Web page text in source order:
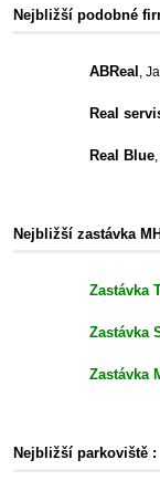
Nejbližší podobné
ABReal ,
Real
Real Blue
Nejbližší zastávka
Zastávka
Zastávka
Zastávka
Nejbližší parkoviště :